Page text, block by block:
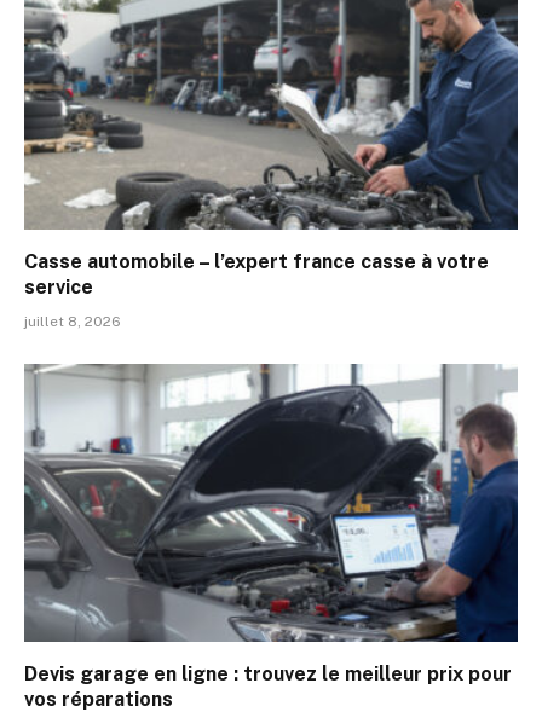
Casse automobile – l’expert france casse à votre
service
juillet 8, 2026
Devis garage en ligne : trouvez le meilleur prix pour
vos réparations